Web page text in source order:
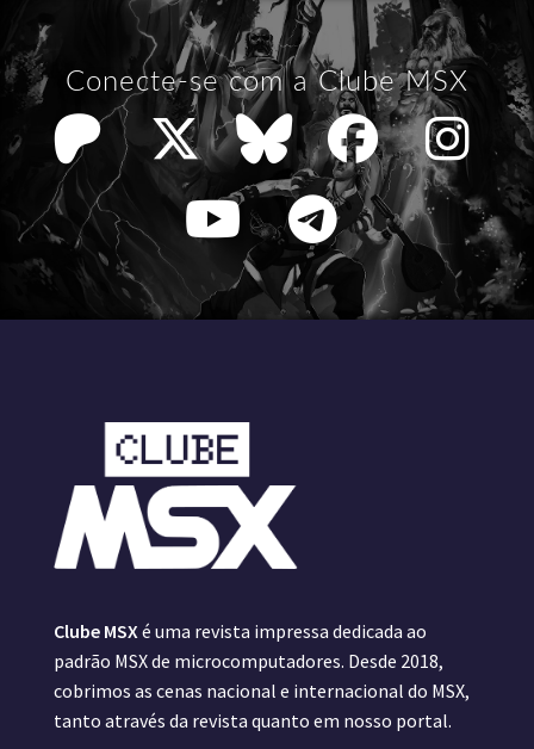
Conecte-se com a Clube MSX
Clube MSX é uma revista impressa dedicada ao
padrão MSX de microcomputadores. Desde 2018,
cobrimos as cenas nacional e internacional do MSX,
tanto através da revista quanto em nosso portal.